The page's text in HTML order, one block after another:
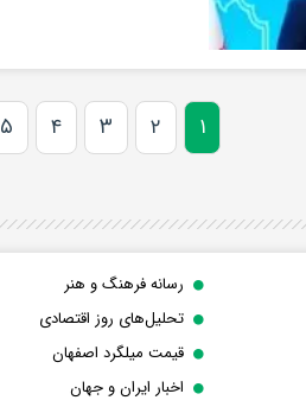
۱ ۲ ۳ ۴ ۵
رسانه فرهنگ و هنر
تحلیل‌های روز اقتصادی
قیمت میلگرد اصفهان
اخبار ایران و جهان